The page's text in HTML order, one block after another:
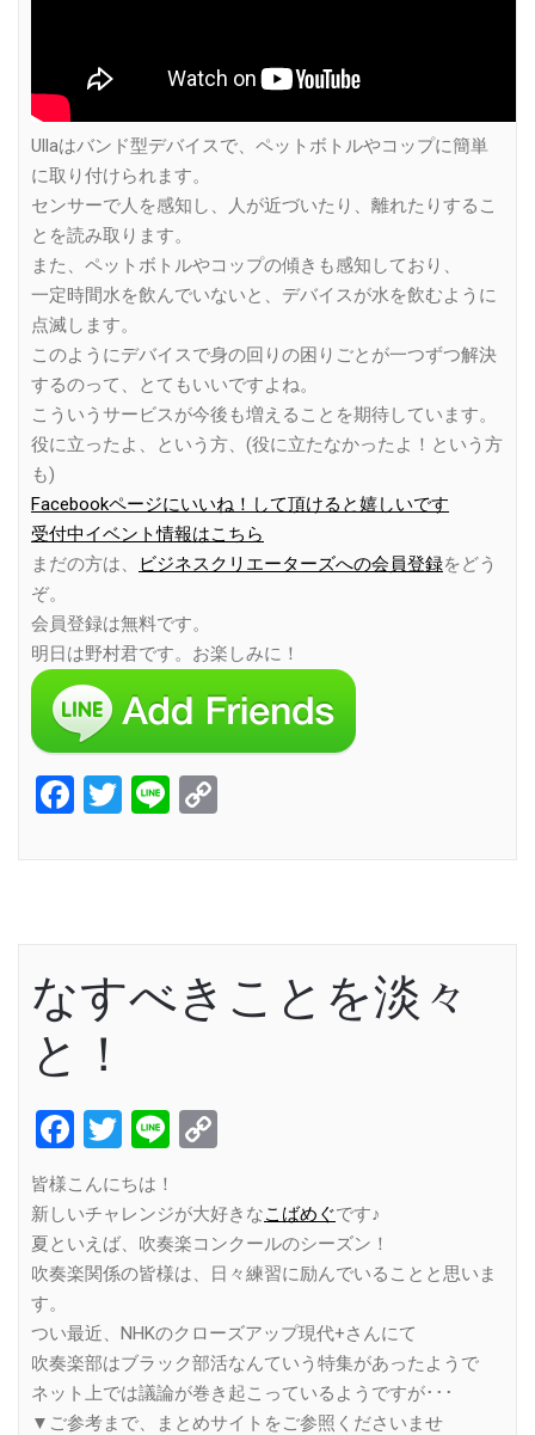
Ullaはバンド型デバイスで、ペットボトルやコップに簡単
に取り付けられます。
センサーで人を感知し、人が近づいたり、離れたりするこ
とを読み取ります。
また、ペットボトルやコップの傾きも感知しており、
一定時間水を飲んでいないと、デバイスが水を飲むように
点滅します。
このようにデバイスで身の回りの困りごとが一つずつ解決
するのって、とてもいいですよね。
こういうサービスが今後も増えることを期待しています。
役に立ったよ、という方、(役に立たなかったよ！という方
も)
Facebookページにいいね！して頂けると嬉しいです
受付中イベント情報はこちら
まだの方は、
ビジネスクリエーターズへの会員登録をどう
ぞ。
会員登録は無料です。
明日は野村君です。お楽しみに！
Facebook
Twitter
Line
なすべきことを淡々
と！
Facebook
Twitter
Line
皆様こんにちは！
新しいチャレンジが大好きなこばめぐです♪
夏といえば、吹奏楽コンクールのシーズン！
吹奏楽関係の皆様は、日々練習に励んでいることと思いま
す。
つい最近、NHKのクローズアップ現代+さんにて
吹奏楽部はブラック部活なんていう特集があったようで
ネット上では議論が巻き起こっているようですが･･･
▼ご参考まで、まとめサイトをご参照くださいませ